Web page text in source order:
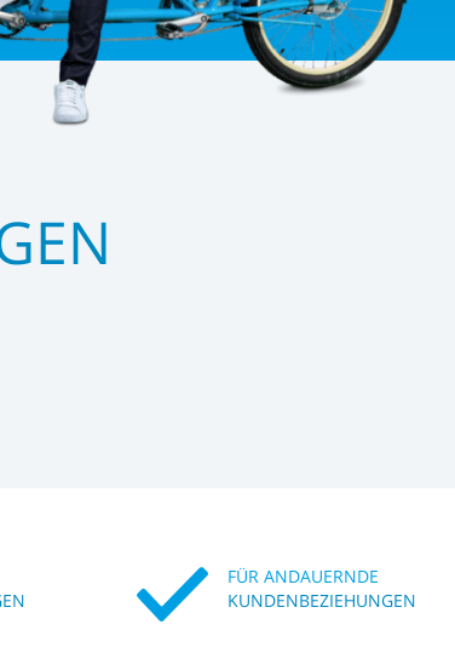
FÜR ANDAUERNDE
KUNDENBEZIEHUNGEN